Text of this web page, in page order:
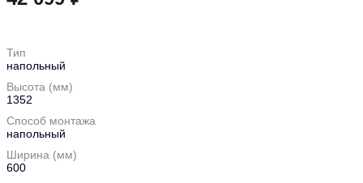
Тип
напольный
Высота (мм)
1352
Способ монтажа
напольный
Ширина (мм)
600